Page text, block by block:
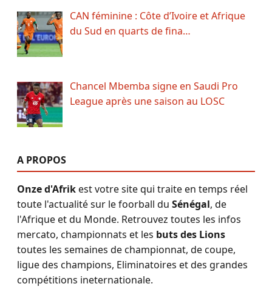
CAN féminine : Côte d’Ivoire et Afrique
du Sud en quarts de fina…
Chancel Mbemba signe en Saudi Pro
League après une saison au LOSC
A PROPOS
Onze d'Afrikest votre site qui traite en temps réel
toute l'actualité sur le foorball du Sénégal, de
l'Afrique et du Monde. Retrouvez toutes les infos
mercato, championnats et les buts des Lions
toutes les semaines de championnat, de coupe,
ligue des champions, Eliminatoires et des grandes
compétitions ineternationale.